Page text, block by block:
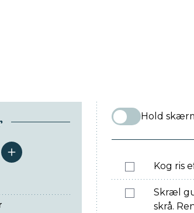
Hold
Kog ris
Skræl
skrå.